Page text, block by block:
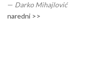
— Darko Mihajlović
naredni >>